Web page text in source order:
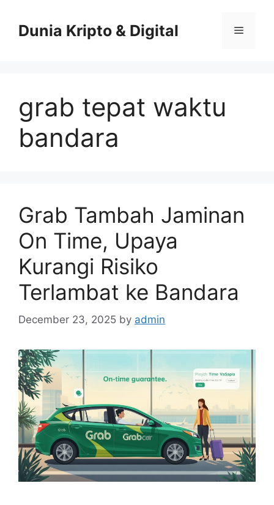
contentDunia Kripto & Digital Menu
grab tepat waktu
bandara
Grab Tambah Jaminan
On Time, Upaya
Kurangi Risiko
Terlambat ke Bandara
December 23, 2025 by admin